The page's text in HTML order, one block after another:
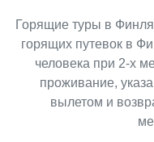
Горящие туры в
горящих путевок в
человека при 2-х
проживание,
вылетом и